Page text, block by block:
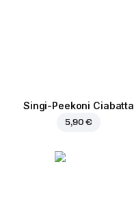
Singi-Peekoni Ciabatta
5,90 €